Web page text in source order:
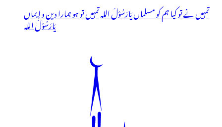
تمہیں نے تو کیا ہم کو مسلماں یَارَسُوْلَ اللہ تمہیں تو ہو ہمارا دین و اِیماں
یَارَسُوْلَ اللہ